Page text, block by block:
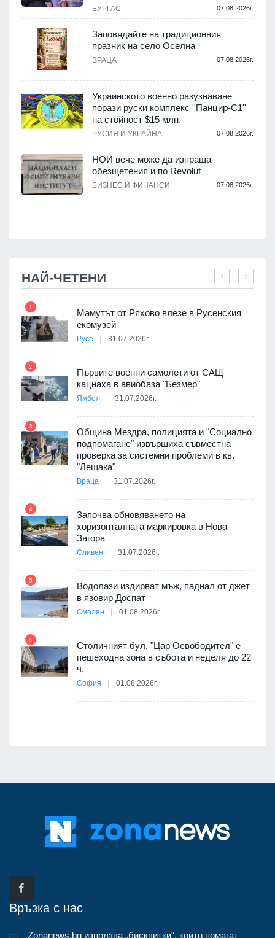
БУРГАС 07.08.2026г.
Заповядайте на традиционния
празник на село Оселна
ВРАЦА 07.08.2026г.
Украинското военно разузнаване
порази руски комплекс ''Панцир-С1''
на стойност $15 млн.
РУСИЯ И УКРАЙНА 07.08.2026г.
НОИ вече може да изпраща
обезщетения и по Revolut
БИЗНЕС И ФИНАНСИ 07.08.2026г.
НАЙ-ЧЕТЕНИ
1
Мамутът от Ряхово влезе в Русенския
екомузей
Русе 31.07.2026г.
2
Първите военни самолети от САЩ
кацнаха в авиобаза "Безмер"
Ямбол 31.07.2026г.
3
Община Мездра, полицията и "Социално
подпомагане" извършиха съвместна
проверка за системни проблеми в кв.
"Лещака"
Враца 31.07.2026г.
4
Започва обновяването на
хоризонталната маркировка в Нова
Загора
Сливен 31.07.2026г.
5
Водолази издирват мъж, паднал от джет
в язовир Доспат
Смолян 01.08.2026г.
6
Столичният бул. "Цар Освободител" е
пешеходна зона в събота и неделя до 22
ч.
София 01.08.2026г.
Връзка с нас
Zonanews.bg използва „бисквитки“, които помагат